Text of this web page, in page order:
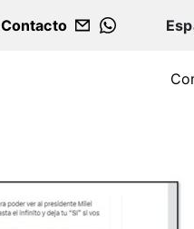
Contacto
WHATSAPP